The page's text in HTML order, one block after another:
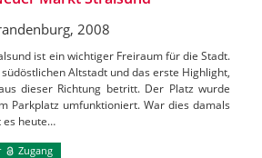
2008
ist ein wichtiger Freiraum für die Stadt.
Altstadt und das erste Highlight,
dieser Richtung betritt. Der Platz wurde
Parkplatz umfunktioniert. War dies damals
es heute…
Zugang